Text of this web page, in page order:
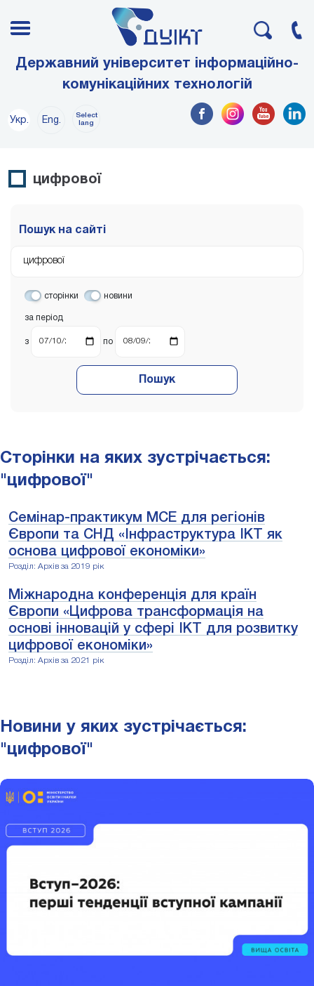
Державний університет інформаційно-
комунікаційних технологій
Укр. Eng.
Select
lang
цифрової
Пошук на сайті
сторінки новини
за період
з по
Пошук
Сторінки на яких зустрічається:
"цифрової"
Семінар-практикум МСЕ для регіонів
Європи та СНД «Інфраструктура ІКТ як
основа цифрової економіки»
Розділ: Архів за 2019 рік
Міжнародна конференція для країн
Європи «Цифрова трансформація на
основі інновацій у сфері ІКТ для розвитку
цифрової економіки»
Розділ: Архів за 2021 рік
Новини у яких зустрічається:
"цифрової"